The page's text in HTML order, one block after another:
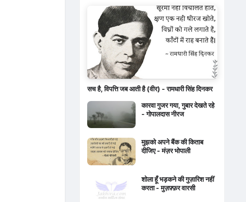
सच है, विपत्ति जब आती है (वीर) - रामधारी सिंह दिनकर
कारवा गुजर गया, गुबार देखते रहे
- गोपालदास नीरज
मुझको अपने बैंक की किताब
दीजिए - मंज़र भोपाली
शोला हूँ भड़कने की गुज़ारिश नहीं
करता - मुज़फ़्फ़र वारसी